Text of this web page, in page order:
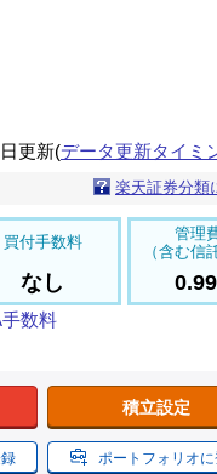
更新(データ更新タイミ
楽天証券分類
買付手数料
なし
手数料
管理
（含む信
積立設定
ポートフォリオ